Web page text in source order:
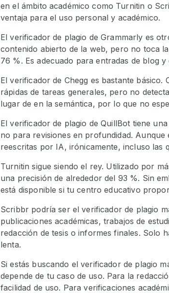
en el ámbito académico como Turnitin o
ventaja para el uso personal y académico.
El verificador de plagio de Grammarly es
contenido abierto de la web, pero no toca
76 %. Es adecuado para entradas de blog
El verificador de Chegg es bastante
rápidas de tareas generales, pero no
lugar de en la semántica, por lo que no
El verificador de plagio de QuillBot tiene
no para revisiones en profundidad.
reescritas por IA, irónicamente, incluso las
Turnitin sigue siendo el rey. Utilizado por
una precisión de alrededor del 93 %. Sin
está disponible si tu centro educativo
Scribbr podría ser el verificador de plagio
publicaciones académicas, trabajos de
redacción de tesis o informes finales. Solo
lenta.
Si estás buscando el verificador de plagio
depende de tu caso de uso. Para la
facilidad de uso. Para verificaciones